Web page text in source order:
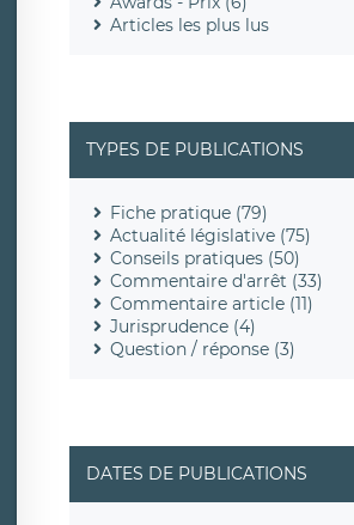
Articles les plus lus
TYPES DE PUBLICATIONS
Fiche pratique (79)
Actualité législative (75)
Conseils pratiques (50)
Commentaire d'arrêt (33)
Commentaire article (11)
Jurisprudence (4)
Question / réponse (3)
DATES DE PUBLICATIONS